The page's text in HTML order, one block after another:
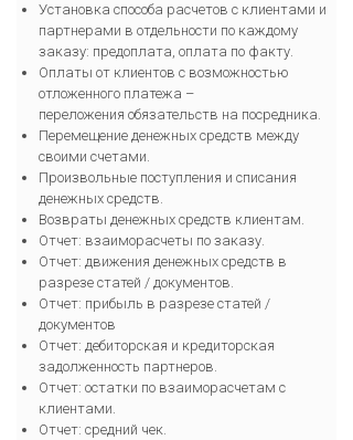
Установка способа расчетов с клиентами и
партнерами в отдельности по каждому
заказу: предоплата, оплата по факту.
Оплаты от клиентов с возможностью
отложенного платежа –
переложения обязательств на посредника.
Перемещение денежных средств между
своими счетами.
Произвольные поступления и списания
денежных средств.
Возвраты денежных средств клиентам.
Отчет: взаиморасчеты по заказу.
Отчет: движения денежных средств в
разрезе статей / документов.
Отчет: прибыль в разрезе статей /
документов
Отчет: дебиторская и кредиторская
задолженность партнеров.
Отчет: остатки по взаиморасчетам с
клиентами.
Отчет: средний чек.